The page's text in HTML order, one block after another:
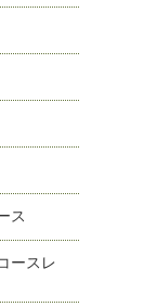
ス
ースレ